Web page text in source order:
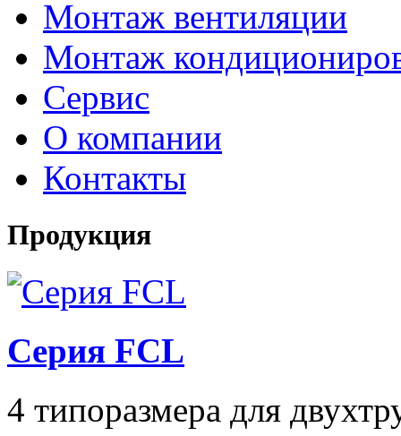
Монтаж вентиляции
Монтаж
Сервис
О компании
Контакты
Продукция
Серия FCL
4 типоразмера для